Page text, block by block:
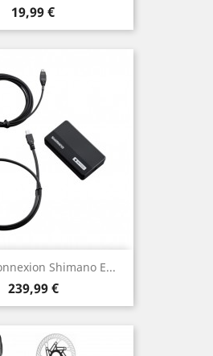
Prix
19,99 €
Shimano E...
Prix
239,99 €